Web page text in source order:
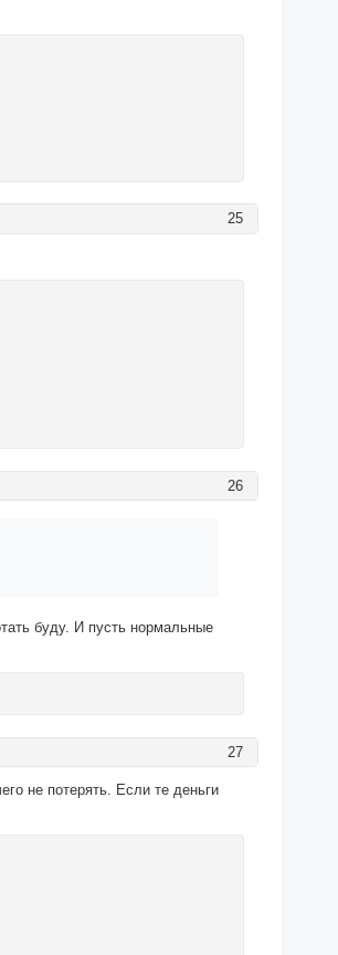
25
26
буду. И пусть нормальные
27
не потерять. Если те деньги